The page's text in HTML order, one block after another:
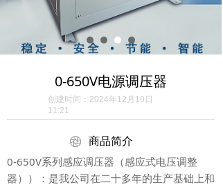
0-650V电源调压器
商品简介
创建时间： 2024年12月10日
11:21
0-650V系列感应调压器（感应式电压调整
器））：是我公司在二十多年的生产基础上和
ꁵ